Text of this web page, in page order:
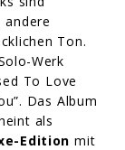
Ton.
Werk
To Love
Das Album
als
Edition mit